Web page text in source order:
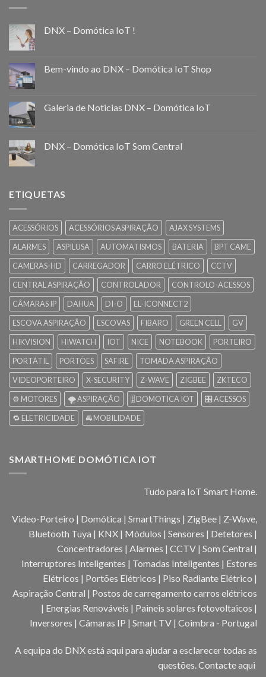
DNX – Domótica IoT !
Bem-vindo ao DNX – Domótica IoT Shop
Galeria de Noticias DNX – Domótica IoT
DNX – Domótica IoT Som Central
ETIQUETAS
ACESSÓRIOS ACESSÓRIOS ASPIRAÇÃO
AJAX SYSTEMS
ALARMES
ASPILUSA AUTOMATISMOS BATERIA
BPT CAME
CAMERAS-HD
CARREGADOR CARRO ELÉTRICO
CCTV
CENTRAL ASPIRAÇÃO
CONTROLADOR
CONTROLO-ACESSOS
CÂMARAS IP
DAHUA DI-O
EL-ICONNECT2
ESCOVA ASPIRAÇÃO
ESCOVAS FIBARO GREEN CELL
GV
HIKVISION
HIWATCH IOT NICE NOTEBOOK
PORTEIRO
PORTÁTIL
PORTÕES SAFIRE
TOMADA ASPIRAÇÃO
VIDEOPORTEIRO
X-SECURITY Z-WAVE ZIGBEE
ZKTECO
⚙️ MOTORES
🌪️ ASPIRAÇÃO 🎚️ DOMOTICA IOT
🎛️ ACESSOS
🔁 ELETRICIDADE
🚘 MOBILIDADE
SMARTHOME DOMÓTICA IOT
Tudo para IoT Smart Home.
Video-Porteiro | Domótica | SmartThings | ZigBee | Z-Wave,
Bluetooth Tuya | KNX | Módulos | Sensores | Detetores |
Concentradores | Alarmes | CCTV | Som Central |
Interruptores Inteligentes | Tomadas Inteligentes | Estores
Elétricos | Portões Elétricos | Piso Radiante Elétrico |
Aspiração Central | Postos de carregamento carros elétricos
| Energias Renováveis | Paineis solares fotovoltaicos |
Inversores | Câmaras IP | Smart TV | Coimbra - Portugal
A equipa do DNX está aqui para ajudar a esclarecer todas as
questões. Contacte aqui